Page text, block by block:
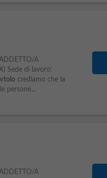
A
Sede di lavoro:
crediamo che la
persone...
A